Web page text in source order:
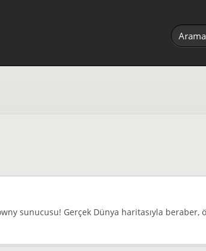
sunucusu! Gerçek Dünya haritasıyla beraber,